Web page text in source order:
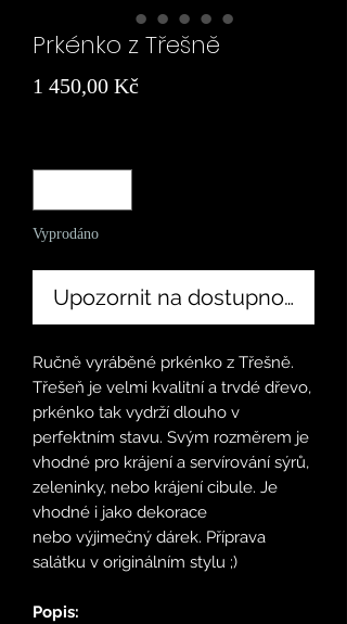
Prkénko z Třešně
1 450,00 KčCena
Vyprodáno
Upozornit na dostupnost
Ručně vyráběné prkénko z Třešně.
Třešeň je velmi kvalitní a trvdé dřevo,
prkénko tak vydrží dlouho v
perfektním stavu. Svým rozměrem je
vhodné pro krájení a servírování sýrů,
zeleninky, nebo krájení cibule. Je
vhodné i jako dekorace
nebo výjimečný dárek. Příprava
salátku v originálním stylu ;)
Popis: